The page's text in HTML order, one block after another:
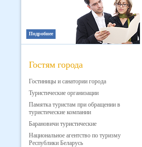
Подробнее
Гостям города
Гостиницы и санатории города
Туристические организации
Памятка туристам при обращении в
туристические компании
Барановичи туристические
Национальное агентство по туризму
Республики Беларусь